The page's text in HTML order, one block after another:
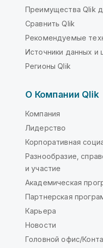
Преимущества Qlik
Сравнить Qlik
Рекомендуемые
Источники данных и
Регионы Qlik
О Компании Qlik
Компания
Лидерство
Корпоративная
Разнообразие,
и участие
Академическая
Партнерская
Карьера
Новости
Головной офис/